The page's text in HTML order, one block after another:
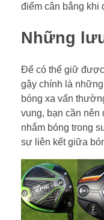
điểm cân bắng khi
Những
Để có thể giữ
gậy chính là
bóng xa vấn
vung, bạn cần nên
nhắm bóng trong
sự liên kết giữa